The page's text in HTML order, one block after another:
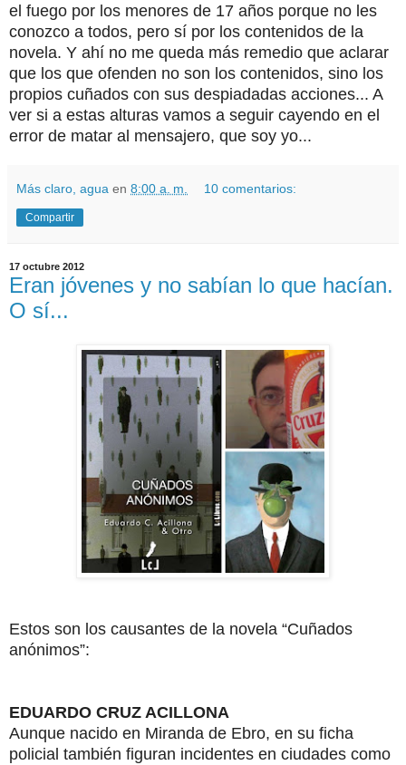
el fuego por los menores de 17 años porque no les
conozco a todos, pero sí por los contenidos de la
novela. Y ahí no me queda más remedio que aclarar
que los que ofenden no son los contenidos, sino los
propios cuñados con sus despiadadas acciones... A
ver si a estas alturas vamos a seguir cayendo en el
error de matar al mensajero, que soy yo...
Más claro, agua en 8:00 a. m. 10 comentarios:
Compartir
17 octubre 2012
Eran jóvenes y no sabían lo que hacían.
O sí...
Estos son los causantes de la novela “Cuñados
anónimos”:
EDUARDO CRUZ ACILLONA
Aunque nacido en Miranda de Ebro, en su ficha
policial también figuran incidentes en ciudades como